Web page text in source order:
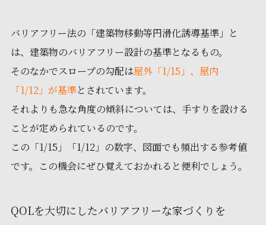
バリアフリー法の「建築物移動等円滑化誘導基準」と
は、建築物のバリアフリー設計の基準となるもの。
そのなかでスロープの勾配は屋外「1/15」、屋内
「1/12」が基準とされています。
それよりも急な角度の傾斜については、手すりを設ける
ことが定められているのです。
この「1/15」「1/12」の数字、図面でも頻出する参考値
です。この機会にぜひ覚えておかれると便利でしょう。
QOLを大切にしたバリアフリーな家づくりを